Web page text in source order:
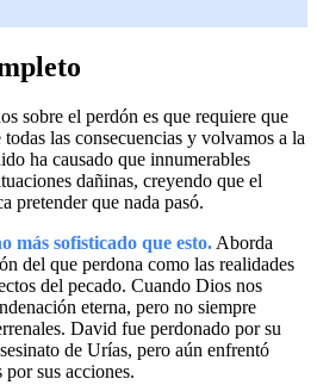
sobre el perdón es que requiere que
las consecuencias y volvamos a la
ha causado que innumerables
dañinas, creyendo que el
pretender que nada pasó.
más sofisticado que esto.Aborda
del que perdona como las realidades
del pecado. Cuando Dios nos
eterna, pero no siempre
David fue perdonado por su
de Urías, pero aún enfrentó
sus acciones.